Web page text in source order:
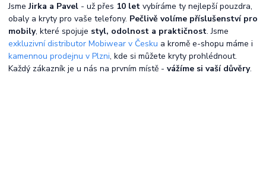
JsmeJirka a Pavel - už přes 10 let vybíráme ty nejlepší pouzdra,
obaly a kryty pro vaše telefony. Pečlivě volíme příslušenství pro
mobily, které spojuje styl, odolnost a praktičnost. Jsme
exkluzivní distributor Mobiwear v Česku a kromě e-shopu máme i
kamennou prodejnu v Plzni, kde si můžete kryty prohlédnout.
Každý zákazník je u nás na prvním místě - vážíme si vaší důvěry.